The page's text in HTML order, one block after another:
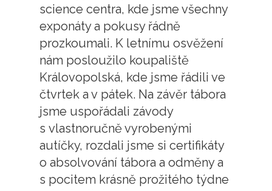
science centra, kde jsme všechny
exponáty a pokusy řádně
prozkoumali. K letnímu osvěžení
nám posloužilo koupaliště
Královopolská, kde jsme řádili ve
čtvrtek a v pátek. Na závěr tábora
jsme uspořádali závody
s vlastnoručně vyrobenými
autíčky, rozdali jsme si certifikáty
o absolvování tábora a odměny a
s pocitem krásně prožitého týdne